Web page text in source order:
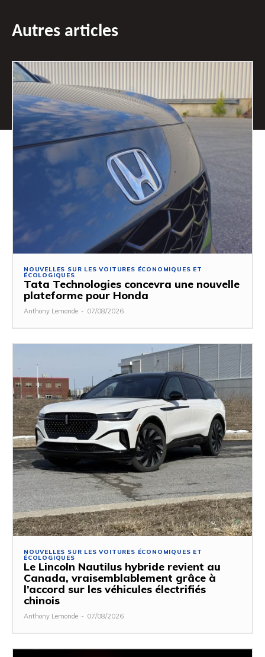
Autres articles
NOUVELLES SUR LES VOITURES ÉCONOMIQUES ET
ÉCOLOGIQUES
Tata Technologies concevra une nouvelle
plateforme pour Honda
Anthony Lemonde - 07/08/2026
NOUVELLES SUR LES VOITURES ÉCONOMIQUES ET
ÉCOLOGIQUES
Le Lincoln Nautilus hybride revient au
Canada, vraisemblablement grâce à
l’accord sur les véhicules électrifiés
chinois
Anthony Lemonde - 07/08/2026